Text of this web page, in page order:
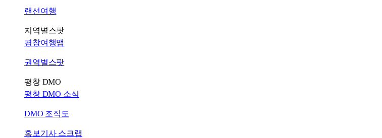
랜선여행
지역별스팟
평창여행맵
권역별스팟
평창 DMO
평창 DMO 소식
DMO 조직도
홍보기사 스크랩